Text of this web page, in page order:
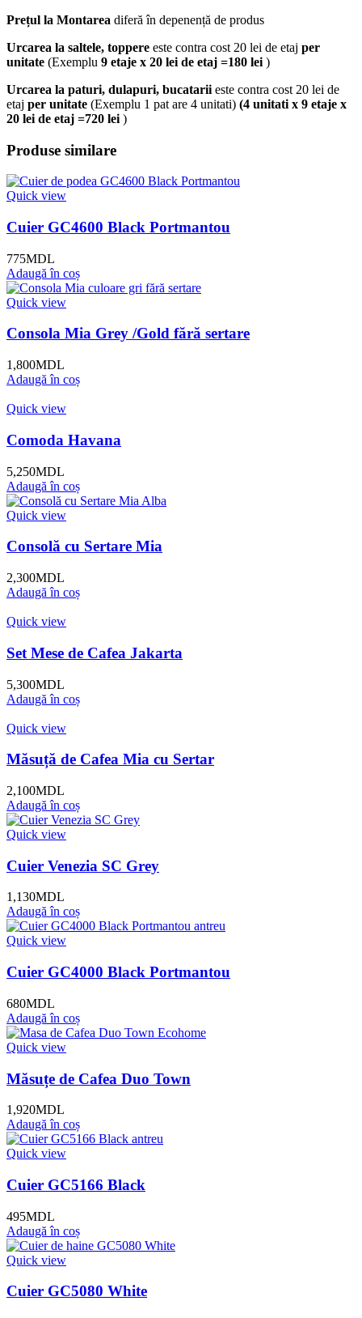
Prețul la Montarea diferă în depenență de produs
Urcarea la saltele, toppere este contra cost 20 lei de etaj per
unitate (Exemplu 9 etaje x 20 lei de etaj =180 lei )
Urcarea la paturi, dulapuri, bucatarii este contra cost 20 lei de
etaj per unitate (Exemplu 1 pat are 4 unitati) (4 unitati x 9 etaje x
20 lei de etaj =720 lei )
Produse similare
Quick view
Cuier GC4600 Black Portmantou
775MDL
Adaugă în coș
Quick view
Consola Mia Grey /Gold fără sertare
1,800MDL
Adaugă în coș
Quick view
Comoda Havana
5,250MDL
Adaugă în coș
Quick view
Consolă cu Sertare Mia
2,300MDL
Adaugă în coș
Quick view
Set Mese de Cafea Jakarta
5,300MDL
Adaugă în coș
Quick view
Măsuță de Cafea Mia cu Sertar
2,100MDL
Adaugă în coș
Quick view
Cuier Venezia SC Grey
1,130MDL
Adaugă în coș
Quick view
Cuier GC4000 Black Portmantou
680MDL
Adaugă în coș
Quick view
Măsuțe de Cafea Duo Town
1,920MDL
Adaugă în coș
Quick view
Cuier GC5166 Black
495MDL
Adaugă în coș
Quick view
Cuier GC5080 White